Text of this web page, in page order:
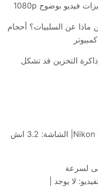
فيديو بوضوح
ماذا عن السلبيات؟ أحجام
التخزين قد تشكل
Nikon الشاشة: 3.2
انش
لسرعة
: لا يوجد